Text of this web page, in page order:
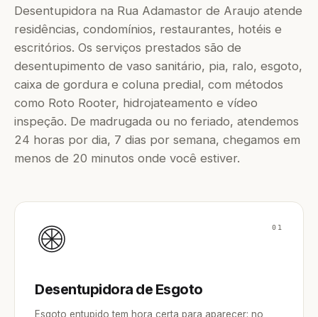
Desentupidora na Rua Adamastor de Araujo atende
residências, condomínios, restaurantes, hotéis e
escritórios. Os serviços prestados são de
desentupimento de vaso sanitário, pia, ralo, esgoto,
caixa de gordura e coluna predial, com métodos
como Roto Rooter, hidrojateamento e vídeo
inspeção. De madrugada ou no feriado, atendemos
24 horas por dia, 7 dias por semana, chegamos em
menos de 20 minutos onde você estiver.
01
Desentupidora de Esgoto
Esgoto entupido tem hora certa para aparecer: no